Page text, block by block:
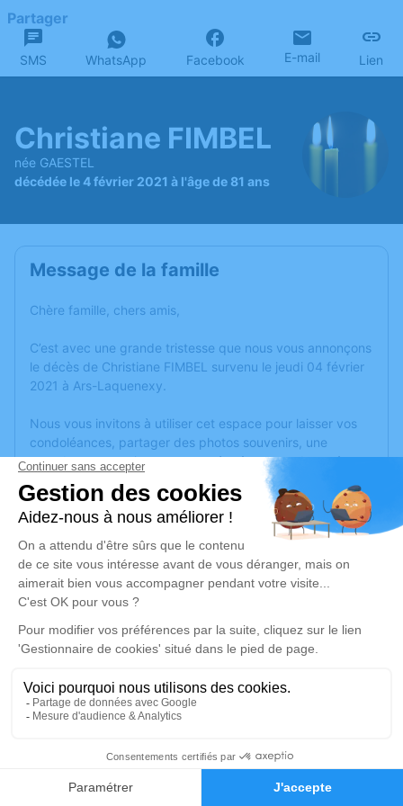
Faire-part Hommages
Partager
SMS WhatsApp Facebook E-mail Lien
Christiane FIMBEL
née GAESTEL
décédée le 4 février 2021 à l'âge de 81 ans
Message de la famille
Chère famille, chers amis,
C’est avec une grande tristesse que nous vous annonçons
le décès de Christiane FIMBEL survenu le jeudi 04 février
2021 à Ars-Laquenexy.
Nous vous invitons à utiliser cet espace pour laisser vos
condoléances, partager des photos souvenirs, une
anecdote ou exprimer vos pensées à travers des poèmes
ou des textes. Cet endroit est un lieu d'expression dédié à
honorer la mémoire de Christiane FIMBEL.
Je rends hommage
Cérémonie religieuse
mardi 09 février 2021 à 14h30
Église Saint Nicolas de Sarreguemines
Déroulé des obsèques